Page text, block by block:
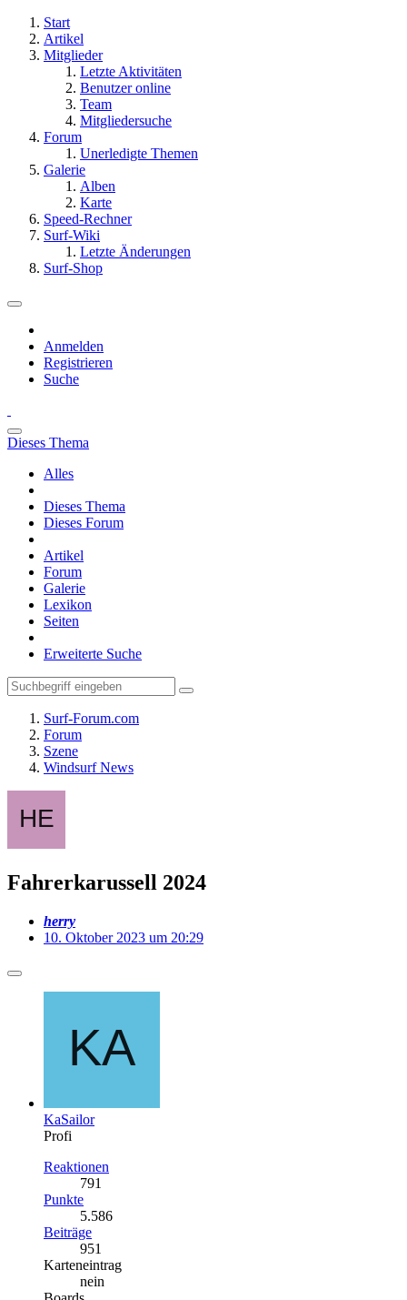
Start
Artikel
Mitglieder
Letzte Aktivitäten
Benutzer online
Team
Mitgliedersuche
Forum
Unerledigte Themen
Galerie
Alben
Karte
Speed-Rechner
Surf-Wiki
Letzte Änderungen
Surf-Shop
Anmelden
Registrieren
Suche
Dieses Thema
Alles
Dieses Thema
Dieses Forum
Artikel
Forum
Galerie
Lexikon
Seiten
Erweiterte Suche
Surf-Forum.com
Forum
Szene
Windsurf News
Fahrerkarussell 2024
herry
10. Oktober 2023 um 20:29
KaSailor
Profi
Reaktionen
791
Punkte
5.586
Beiträge
951
Karteneintrag
nein